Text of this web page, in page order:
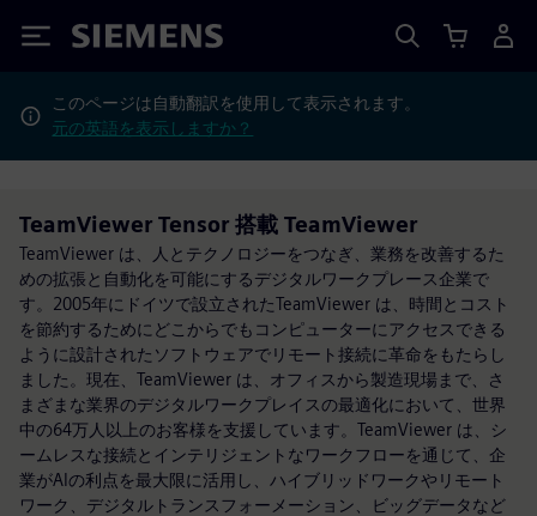
Siemens
このページは自動翻訳を使用して表示されます。
元の英語を表示しますか？
TeamViewer Tensor 搭載 TeamViewer
TeamViewer は、人とテクノロジーをつなぎ、業務を改善するた
めの拡張と自動化を可能にするデジタルワークプレース企業で
す。2005年にドイツで設立されたTeamViewer は、時間とコスト
を節約するためにどこからでもコンピューターにアクセスできる
ように設計されたソフトウェアでリモート接続に革命をもたらし
ました。現在、TeamViewer は、オフィスから製造現場まで、さ
まざまな業界のデジタルワークプレイスの最適化において、世界
中の64万人以上のお客様を支援しています。TeamViewer は、シ
ームレスな接続とインテリジェントなワークフローを通じて、企
業がAIの利点を最大限に活用し、ハイブリッドワークやリモート
ワーク、デジタルトランスフォーメーション、ビッグデータなど